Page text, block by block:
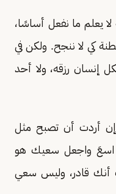
يعلم ما نفعل أساسًا،
كي لا ننجح. ولكن في
إنسان رزقه، ولا أحد
أردت أن تصبح مثل
اسعَ واجعل سعيك هو
قادر، وليس سعي